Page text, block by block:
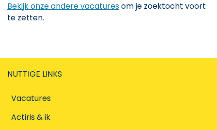
Bekijk onze andere vacaturesom je zoektocht voort
te zetten.
NUTTIGE LINKS
Vacatures
Actiris & ik